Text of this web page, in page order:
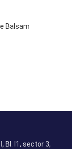
Bl. I1, sector 3,